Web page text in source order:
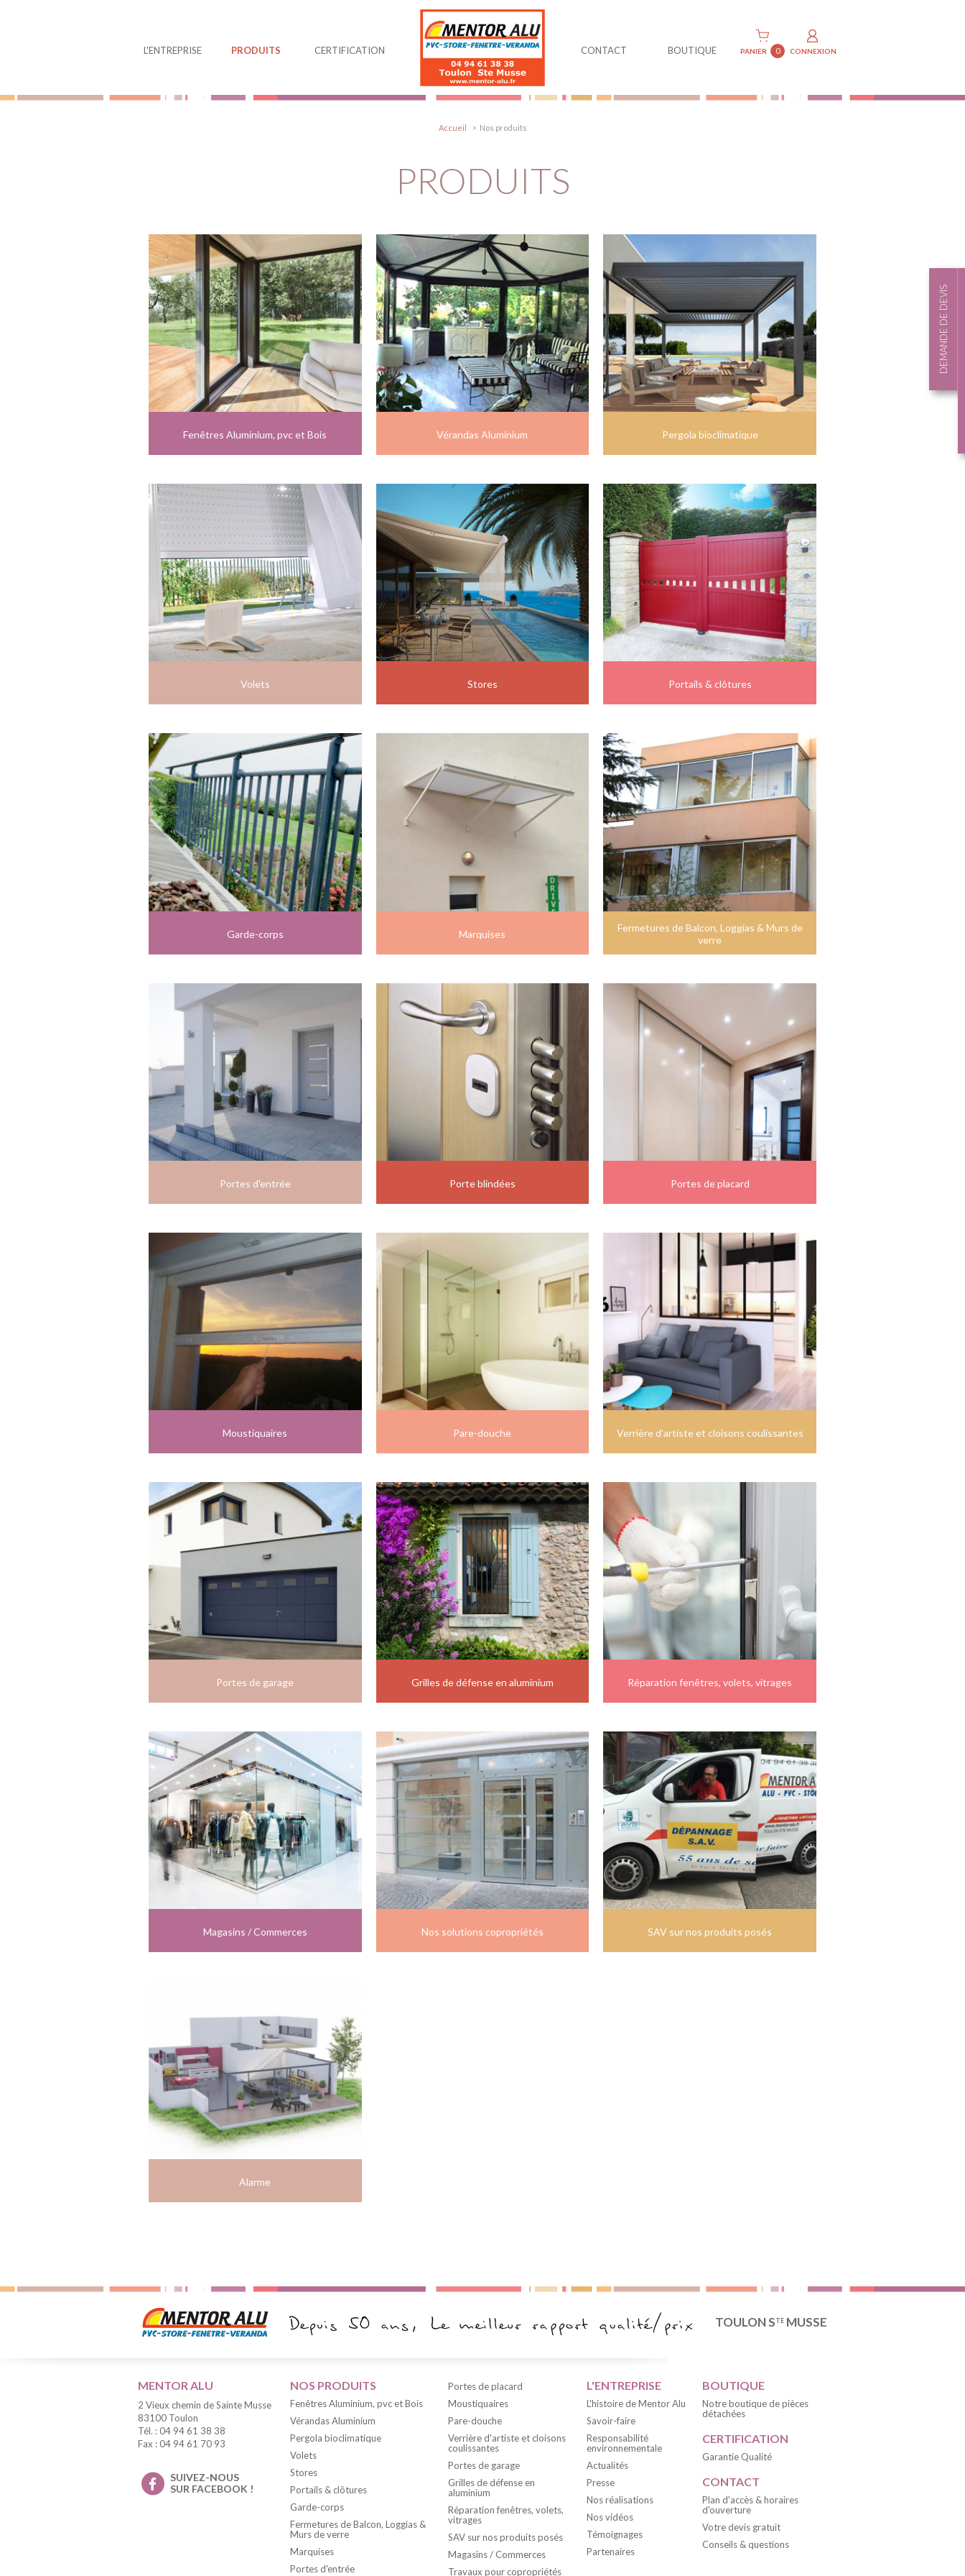
L'ENTREPRISE PRODUITS CERTIFICATION CONTACT BOUTIQUE PANIER 0 CONNEXION
Accueil Nos produits
PRODUITS
Fenêtres Aluminium, pvc et Bois Vérandas Aluminium Pergola bioclimatique
Volets Stores Portails & clôtures
Garde-corps Marquises
Fermetures de Balcon, Loggias & Murs de
verre
Portes d'entrée Porte blindées Portes de placard
Moustiquaires Pare-douche Verrière d'artiste et cloisons coulissantes
Portes de garage Grilles de défense en aluminium Réparation fenêtres, volets, vitrages
Magasins / Commerces Nos solutions copropriétés SAV sur nos produits posés
Alarme
TOULON S TE MUSSE
MENTOR ALU
2 Vieux chemin de Sainte Musse
83100 Toulon
Tél. : 04 94 61 38 38
Fax : 04 94 61 70 93
SUIVEZ-NOUS
SUR FACEBOOK !
NOS PRODUITS
Fenêtres Aluminium, pvc et Bois
Vérandas Aluminium
Pergola bioclimatique
Volets
Stores
Portails & clôtures
Garde-corps
Fermetures de Balcon, Loggias &
Murs de verre
Marquises
Portes d'entrée
Portes de placard
Moustiquaires
Pare-douche
Verrière d'artiste et cloisons
coulissantes
Portes de garage
Grilles de défense en
aluminium
Réparation fenêtres, volets,
vitrages
SAV sur nos produits posés
Magasins / Commerces
Travaux pour copropriétés
L'ENTREPRISE
L'histoire de Mentor Alu
Savoir-faire
Responsabilité
environnementale
Actualités
Presse
Nos réalisations
Nos vidéos
Témoignages
Partenaires
BOUTIQUE
Notre boutique de pièces
détachées
CERTIFICATION
Garantie Qualité
CONTACT
Plan d'accès & horaires
d'ouverture
Votre devis gratuit
Conseils & questions
DEMANDE DE DEVIS